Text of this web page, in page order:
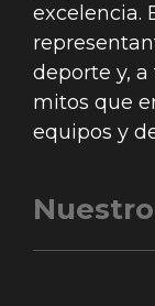
excelencia.
deporte y, a
mitos que
equipos y